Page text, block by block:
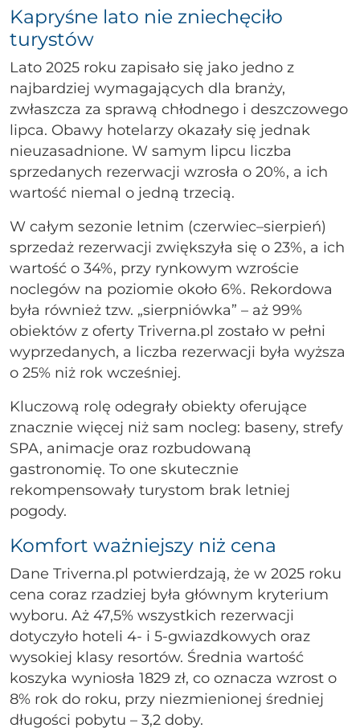
Kapryśne lato nie zniechęciło
turystów
Lato 2025 roku zapisało się jako jedno z
najbardziej wymagających dla branży,
zwłaszcza za sprawą chłodnego i deszczowego
lipca. Obawy hotelarzy okazały się jednak
nieuzasadnione. W samym lipcu liczba
sprzedanych rezerwacji wzrosła o 20%, a ich
wartość niemal o jedną trzecią.
W całym sezonie letnim (czerwiec–sierpień)
sprzedaż rezerwacji zwiększyła się o 23%, a ich
wartość o 34%, przy rynkowym wzroście
noclegów na poziomie około 6%. Rekordowa
była również tzw. „sierpniówka” – aż 99%
obiektów z oferty Triverna.pl zostało w pełni
wyprzedanych, a liczba rezerwacji była wyższa
o 25% niż rok wcześniej.
Kluczową rolę odegrały obiekty oferujące
znacznie więcej niż sam nocleg: baseny, strefy
SPA, animacje oraz rozbudowaną
gastronomię. To one skutecznie
rekompensowały turystom brak letniej
pogody.
Komfort ważniejszy niż cena
Dane Triverna.pl potwierdzają, że w 2025 roku
cena coraz rzadziej była głównym kryterium
wyboru. Aż 47,5% wszystkich rezerwacji
dotyczyło hoteli 4- i 5-gwiazdkowych oraz
wysokiej klasy resortów. Średnia wartość
koszyka wyniosła 1829 zł, co oznacza wzrost o
8% rok do roku, przy niezmienionej średniej
długości pobytu – 3,2 doby.